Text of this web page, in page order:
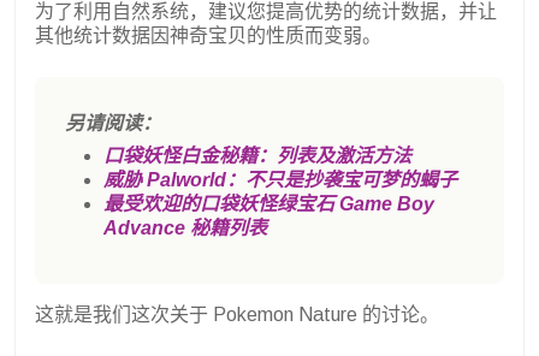
为了利用自然系统，建议您提高优势的统计数据，并让
其他统计数据因神奇宝贝的性质而变弱。
另请阅读：
口袋妖怪白金秘籍：列表及激活方法
威胁 Palworld：不只是抄袭宝可梦的蝎子
最受欢迎的口袋妖怪绿宝石 Game Boy
Advance 秘籍列表
这就是我们这次关于 Pokemon Nature 的讨论。